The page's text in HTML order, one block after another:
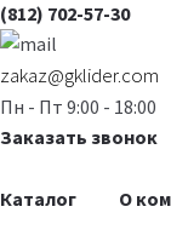
(812) 702-57-30
zakaz@gklider.com
Пн - Пт 9:00 - 18:00
Заказать звонок
Каталог О